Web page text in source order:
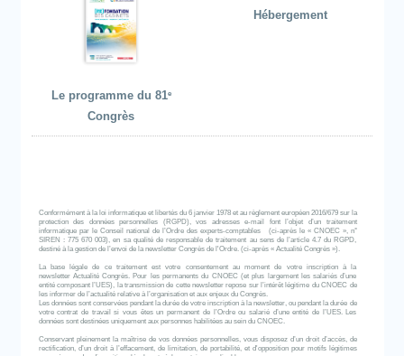
Le programme du 81e
Congrès
Hébergement
Conformément à la loi informatique et libertés du 6 janvier 1978 et au règlement européen 2016/679 sur la
protection des données personnelles (RGPD), vos adresses e-mail font l’objet d’un traitement
informatique par le Conseil national de l’Ordre des experts-comptables (ci-après le « CNOEC », n°
SIREN : 775 670 003), en sa qualité de responsable de traitement au sens de l’article 4.7 du RGPD,
destiné à la gestion de l’envoi de la newsletter Congrès de l'Ordre. (ci-après « Actualité Congrès »).
La base légale de ce traitement est votre consentement au moment de votre inscription à la
newsletter Actualité Congrès. Pour les permanents du CNOEC (et plus largement les salariés d’une
entité composant l’UES), la transmission de cette newsletter repose sur l’intérêt légitime du CNOEC de
les informer de l’actualité relative à l’organisation et aux enjeux du Congrès.
Les données sont conservées pendant la durée de votre inscription à la newsletter, ou pendant la durée de
votre contrat de travail si vous êtes un permanent de l’Ordre ou salarié d’une entité de l’UES. Les
données sont destinées uniquement aux personnes habilitées au sein du CNOEC.
Conservant pleinement la maîtrise de vos données personnelles, vous disposez d’un droit d’accès, de
rectification, d’un droit à l’effacement, de limitation, de portabilité, et d'opposition pour motifs légitimes